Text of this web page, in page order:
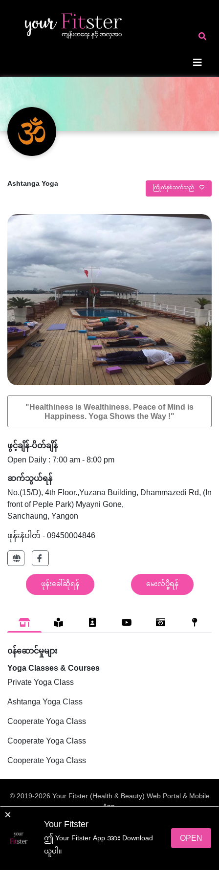
× Your Fitster
ဤ Your Fitster App အား Download
ယူပါ။
OPEN
Ashtanga Yoga ကြိုက်နှစ်သက်သည်
"Healthiness is Wealthiness. Peace of Mind is
Happiness. Yoga Shows the Way !"
ဖွင့်ချိန်-ပိတ်ချိန်
Open Daily : 7:00 am - 8:00 pm
ဆက်သွယ်ရန်
No.(15/D), 4th Floor.,Yuzana Building, Dhammazedi Rd, (In
front of Peple Park) Myayni Gone,
Sanchaung, Yangon
ဖုန်းနံပါတ် - 09450004846
ဖုန်းခေါ်ဆိုရန် မေးလ်ပို့ရန်
၀န်ဆောင်မှုများ
Yoga Classes & Courses
Private Yoga Class
Ashtanga Yoga Class
Cooperate Yoga Class
Cooperate Yoga Class
Cooperate Yoga Class
© 2019-2026 Your Fitster (Health & Beauty) Web Portal & Mobile
App.
Web DesignbyNetScriper
yourFitster App အား ရယူလိုက်ပါ